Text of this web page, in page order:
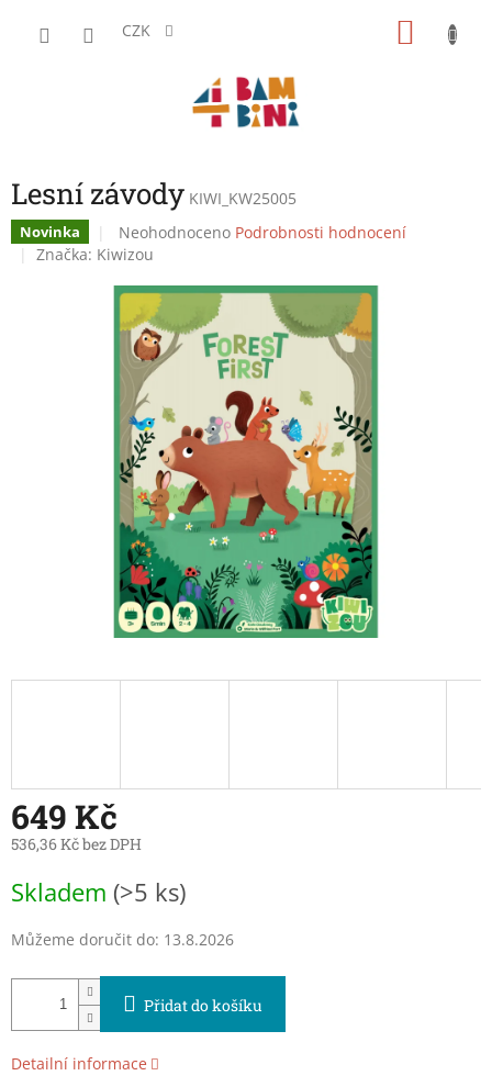
CZK
Lesní závody KIWI_KW25005
Novinka
Průměrné
hodnocení
je
0,0
z
hvězdiček.
Neohodnoceno Podrobnosti hodnocení
Značka: Kiwizou
649 Kč
536,36 Kč bez DPH
cena:
Skladem (>5 ks)
Můžeme doručit do: 13.8.2026
Přidat do košíku
Detailní informace